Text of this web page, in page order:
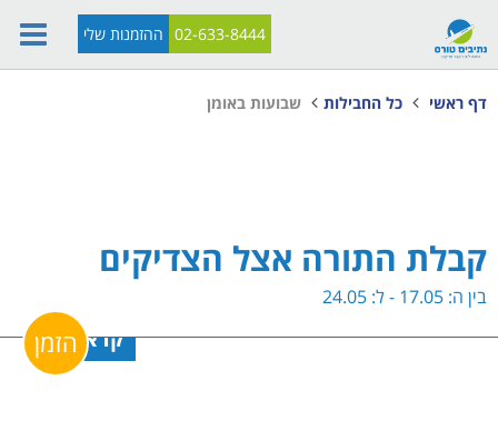
02-633-8444 ההזמנות שלי
דף ראשי כל החבילות שבועות באומן
קרא עוד
קבלת התורה אצל הצדיקים
בין ה: 17.05 - ל: 24.05
הזמן